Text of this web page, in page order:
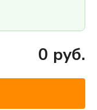
0 руб.